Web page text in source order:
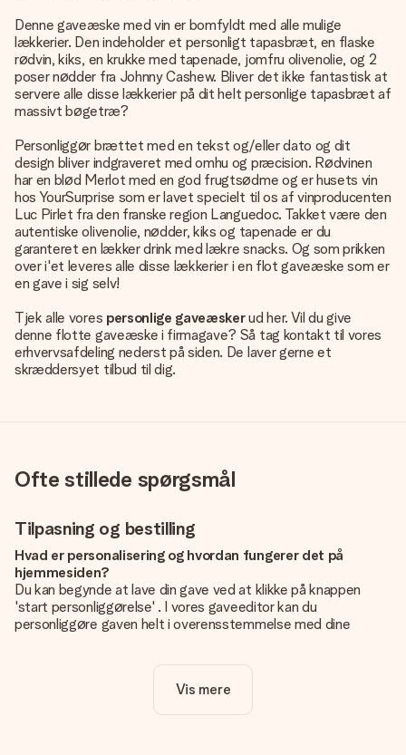
Denne gaveæske med vin er bomfyldt med alle mulige
lækkerier. Den indeholder et personligt tapasbræt, en flaske
rødvin, kiks, en krukke med tapenade, jomfru olivenolie, og 2
poser nødder fra Johnny Cashew. Bliver det ikke fantastisk at
servere alle disse lækkerier på dit helt personlige tapasbræt af
massivt bøgetræ?
Personliggør brættet med en tekst og/eller dato og dit
design bliver indgraveret med omhu og præcision. Rødvinen
har en blød Merlot med en god frugtsødme og er husets vin
hos YourSurprise som er lavet specielt til os af vinproducenten
Luc Pirlet fra den franske region Languedoc. Takket være den
autentiske olivenolie, nødder, kiks og tapenade er du
garanteret en lækker drink med lækre snacks. Og som prikken
over i'et leveres alle disse lækkerier i en flot gaveæske som er
en gave i sig selv!
Tjek alle vores personlige gaveæskerud her. Vil du give
denne flotte gaveæske i firmagave? Så tag kontakt til vores
erhvervsafdeling nederst på siden. De laver gerne et
skræddersyet tilbud til dig.
Ofte stillede spørgsmål
Tilpasning og bestilling
Hvad er personalisering og hvordan fungerer det på
hjemmesiden?
Du kan begynde at lave din gave ved at klikke på knappen
'start personliggørelse' . I vores gaveeditor kan du
personliggøre gaven helt i overensstemmelse med dine
Er personalisering inkluderet i prisen?
Prisen der vises på hjemmesiden omfatter personliggørelse
Vis mere